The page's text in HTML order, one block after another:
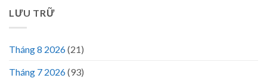
LƯU TRỮ
Tháng 8 2026(21)
Tháng 7 2026(93)